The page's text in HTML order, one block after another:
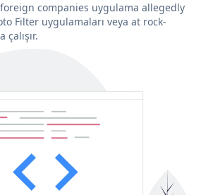
companies uygulama allegedly
Filter uygulamaları veya at rock-